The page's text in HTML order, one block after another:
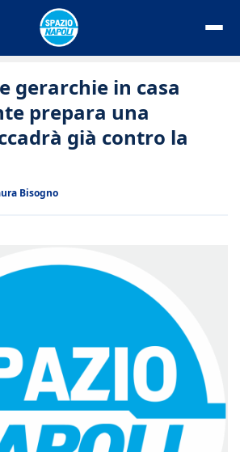
gerarchie in casa
prepara una
già contro la
Bisogno